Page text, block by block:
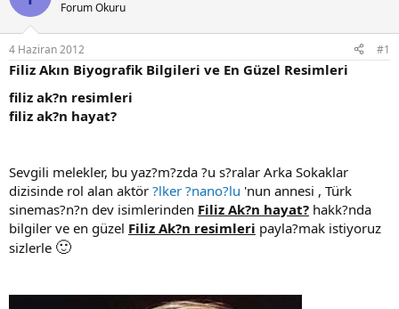
y
u
b
a
ş
l
a
n
a
g
ı
ç
a
r
i
Forum Okuru
4 Haziran 2012 #1
Filiz Akın Biyografik Bilgileri ve En Güzel Resimleri
filiz ak?n resimleri
filiz ak?n hayat?
Sevgili melekler, bu yaz?m?zda ?u s?ralar Arka Sokaklar
dizisinde rol alan aktör ?lker ?nano?lu 'nun annesi , Türk
sinemas?n?n dev isimlerinden Filiz Ak?n hayat? hakk?nda
bilgiler ve en güzel Filiz Ak?n resimleri payla?mak istiyoruz
sizlerle 🙂